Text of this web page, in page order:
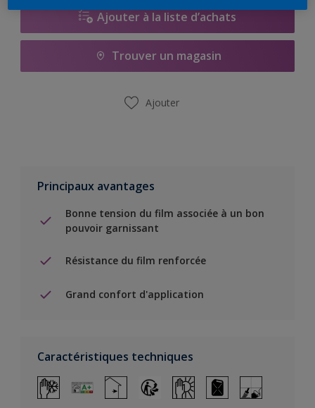
Ajouter à la liste d’achats
Trouver un magasin
Ajouter
Principaux avantages
Bonne tension du film associée à un bon
pouvoir garnissant
Résistance du film renforcée
Grand confort d'application
Caractéristiques techniques